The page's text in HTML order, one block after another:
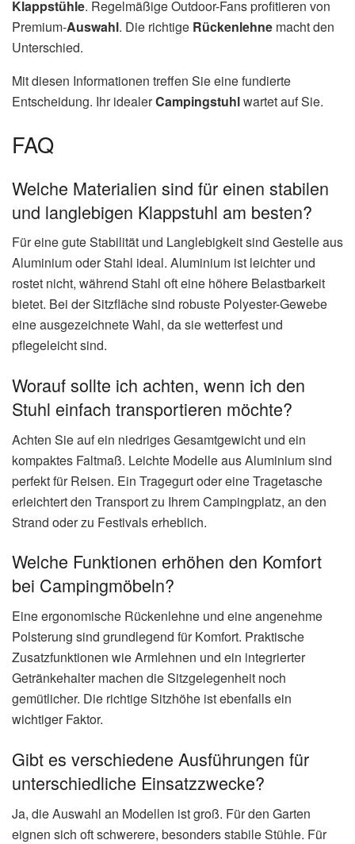
Klappstühle. Regelmäßige Outdoor-Fans profitieren von
Premium-Auswahl. Die richtige Rückenlehne macht den
Unterschied.
Mit diesen Informationen treffen Sie eine fundierte
Entscheidung. Ihr idealerCampingstuhlwartet auf Sie.
FAQ
Welche Materialien sind für einen stabilen
und langlebigen Klappstuhl am besten?
Für eine gute Stabilität und Langlebigkeit sind Gestelle aus
Aluminium oder Stahl ideal. Aluminium ist leichter und
rostet nicht, während Stahl oft eine höhere Belastbarkeit
bietet. Bei der Sitzfläche sind robuste Polyester-Gewebe
eine ausgezeichnete Wahl, da sie wetterfest und
pflegeleicht sind.
Worauf sollte ich achten, wenn ich den
Stuhl einfach transportieren möchte?
Achten Sie auf ein niedriges Gesamtgewicht und ein
kompaktes Faltmaß. Leichte Modelle aus Aluminium sind
perfekt für Reisen. Ein Tragegurt oder eine Tragetasche
erleichtert den Transport zu Ihrem Campingplatz, an den
Strand oder zu Festivals erheblich.
Welche Funktionen erhöhen den Komfort
bei Campingmöbeln?
Eine ergonomische Rückenlehne und eine angenehme
Polsterung sind grundlegend für Komfort. Praktische
Zusatzfunktionen wie Armlehnen und ein integrierter
Getränkehalter machen die Sitzgelegenheit noch
gemütlicher. Die richtige Sitzhöhe ist ebenfalls ein
wichtiger Faktor.
Gibt es verschiedene Ausführungen für
unterschiedliche Einsatzzwecke?
Ja, die Auswahl an Modellen ist groß. Für den Garten
eignen sich oft schwerere, besonders stabile Stühle. Für